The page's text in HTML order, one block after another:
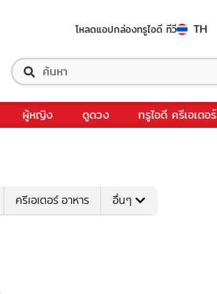
โหลดแอปกล่องทรูไอดี ทีวี TH
ผู้หญิง ดูดวง ทรูไอดี ครีเอเตอร์
ครีเอเตอร์ อาหาร อื่นๆ